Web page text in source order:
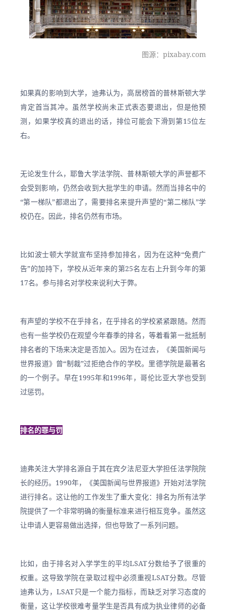
图源：pixabay.com
如果真的影响到大学，迪弗认为，高居榜首的普林斯顿大学
肯定首当其冲。虽然学校尚未正式表态要退出，但是他预
测，如果学校真的退出的话，排位可能会下滑到第15位左
右。
无论发生什么，耶鲁大学法学院、普林斯顿大学的声誉都不
会受到影响，仍然会收到大批学生的申请。然而当排名中的
“第一梯队”都退出了，需要排名来提升声望的“第二梯队”学
校仍在。因此，排名仍然有市场。
比如波士顿大学就宣布坚持参加排名，因为在这种“免费广
告”的加持下，学校从近年来的第25名左右上升到今年的第
17名。参与排名对学校来说利大于弊。
有声望的学校不在乎排名，在乎排名的学校紧紧跟随。然而
也有一些学校仍在观望今年春季的排名，等着看第一批抵制
排名者的下场来决定是否加入。因为在过去，《美国新闻与
世界报道》曾“制裁”过拒绝合作的学校。里德学院是最著名
的一个例子。早在1995年和1996年，哥伦比亚大学也受到
过惩罚。
排名的罪与罚
迪弗关注大学排名源自于其在宾夕法尼亚大学担任法学院院
长的经历。1990年，《美国新闻与世界报道》开始对法学院
进行排名。这让他的工作发生了重大变化：排名为所有法学
院提供了一个非常明确的衡量标准来进行相互竞争。虽然这
让申请人更容易做出选择，但也导致了一系列问题。
比如，由于排名对入学学生的平均LSAT分数给予了很重的
权重。这导致学院在录取过程中必须重视LSAT分数。尽管
迪弗认为，LSAT只是一个能力指标，而缺乏对学习态度的
衡量，这让学校很难考量学生是否具有成为执业律师的必备